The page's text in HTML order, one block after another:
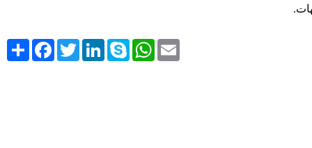
.
Share FacebookTwitterLinkedInSkype WhatsApp